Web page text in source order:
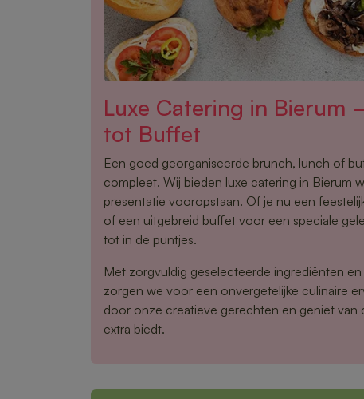
Luxe Catering in Bierum
tot Buffet
Een goed georganiseerde brunch, lunch of
compleet. Wij bieden luxe catering in Bierum
presentatie vooropstaan. Of je nu een
of een uitgebreid buffet voor een speciale
tot in de puntjes.
Met zorgvuldig geselecteerde ingrediënten
zorgen we voor een onvergetelijke culinaire
door onze creatieve gerechten en geniet van
extra biedt.